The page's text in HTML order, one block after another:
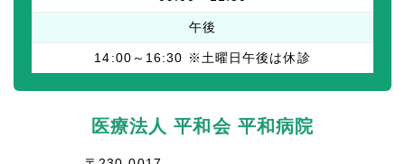
午後
14:00～16:30 ※土曜日午後は休診
医療法人 平和会 平和病院